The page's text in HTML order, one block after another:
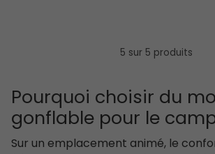
5 sur 5 produits
Pourquoi choisir du
gonflable pour le
Sur un emplacement animé, le